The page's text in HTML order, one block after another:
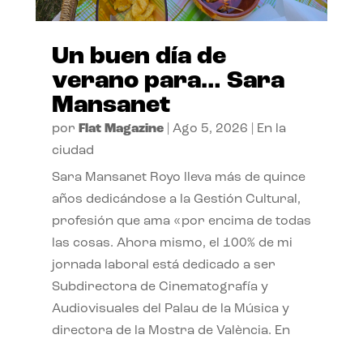
Un buen día de
verano para… Sara
Mansanet
por Flat Magazine| Ago 5, 2026
En la
ciudad
Sara Mansanet Royo lleva más de quince
años dedicándose a la Gestión Cultural,
profesión que ama «por encima de todas
las cosas. Ahora mismo, el 100% de mi
jornada laboral está dedicado a ser
Subdirectora de Cinematografía y
Audiovisuales del Palau de la Música y
directora de la Mostra de València. En